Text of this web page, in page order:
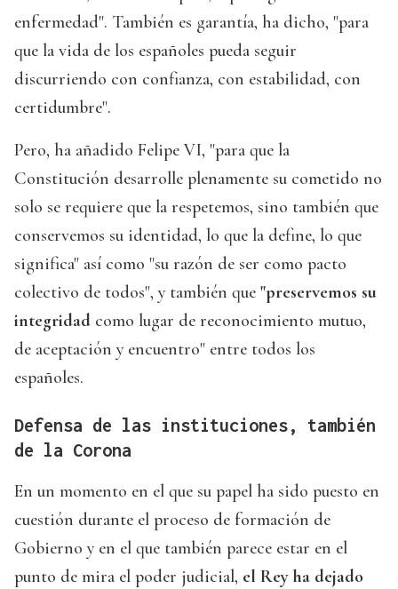
enfermedad". También es garantía, ha dicho, "para
que la vida de los españoles pueda seguir
discurriendo con confianza, con estabilidad, con
certidumbre".
Pero, ha añadido Felipe VI, "para que la
Constitución desarrolle plenamente su cometido no
solo se requiere que la respetemos, sino también que
conservemos su identidad, lo que la define, lo que
significa" así como "su razón de ser como pacto
colectivo de todos", y también que "preservemos su
integridad como lugar de reconocimiento mutuo,
de aceptación y encuentro" entre todos los
españoles.
Defensa de las instituciones, también
de la Corona
En un momento en el que su papel ha sido puesto en
cuestión durante el proceso de formación de
Gobierno y en el que también parece estar en el
punto de mira el poder judicial, el Rey ha dejado